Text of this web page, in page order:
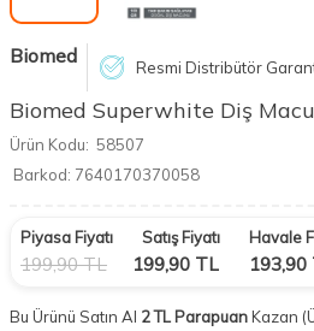
Biomed Resmi Distribütör
Biomed Superwhite Diş
Ürün Kodu: 58507
Barkod: 7640170370058
Piyasa Fiyatı
199,90TL
Satış Fiyatı
199,90 TL
Havale
193,90
Bu Ürünü Satın Al 2 TL ParapuanKazan